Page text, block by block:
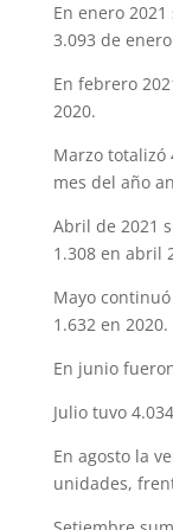
En enero
3.093 de
En febrero
2020.
Marzo totalizó
mes del año
Abril de 2021
1.308 en abril
Mayo
1.632 en 2020.
En junio
Julio tuvo
En agosto la
unidades,